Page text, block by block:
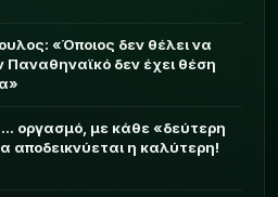
«Όποιος δεν θέλει να
Παναθηναϊκό δεν έχει θέση
οργασμό, με κάθε «δεύτερη
αποδεικνύεται η καλύτερη!